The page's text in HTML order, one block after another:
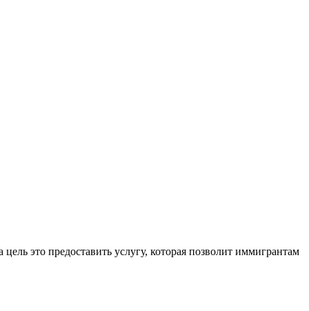
это предоставить услугу, которая позволит иммигрантам